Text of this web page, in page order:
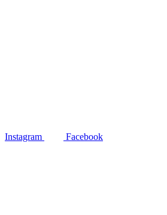
Instagram Facebook